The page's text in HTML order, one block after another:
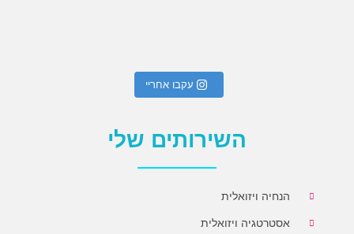
עקבו אחריי
השירותים שלי
הנחיה ויזואלית
אסטרטגיה ויזואלית